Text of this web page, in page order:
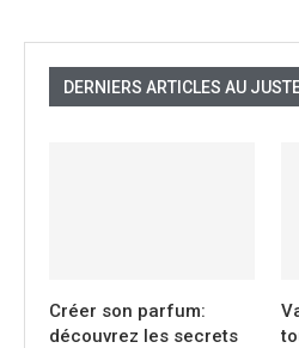
DERNIERS ARTICLES AU
Créer son parfum:
découvrez les secrets